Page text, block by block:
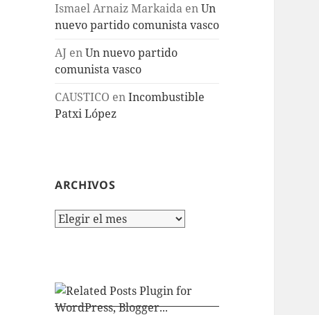
Ismael Arnaiz Markaida enUn
nuevo partido comunista vasco
AJ enUn nuevo partido
comunista vasco
CAUSTICO enIncombustible
Patxi López
ARCHIVOS
Archivos